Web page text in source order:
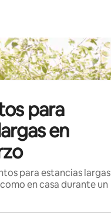
para
en
para estancias largas
en casa durante un